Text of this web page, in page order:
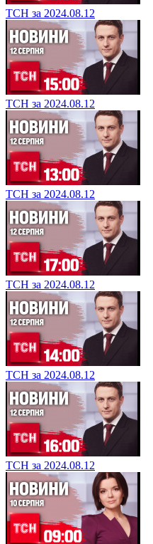
ТСН за 2024.08.12
ТСН за 2024.08.12
ТСН за 2024.08.12
ТСН за 2024.08.12
ТСН за 2024.08.12
ТСН за 2024.08.12